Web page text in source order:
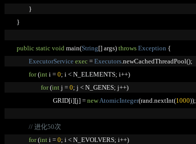
}
}
public static void main(String[] args) throws Exception {
ExecutorService exec = Executors.newCachedThreadPool();
for (int i = 0; i < N_ELEMENTS; i++)
for (int j = 0; j < N_GENES; j++)
				GRID
[i][j] = newAtomicInteger(rand.nextInt(1000));
// 进化50次
for (int i = 0; i < N_EVOLVERS; i++)